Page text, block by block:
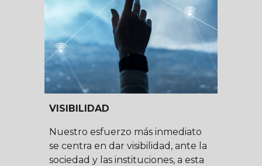
VISIBILIDAD
Nuestro esfuerzo más inmediato
se centra en darvisibilidad, ante la
sociedad y las instituciones, a esta